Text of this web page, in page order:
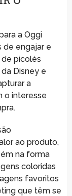
a Oggi
de engajar e
de picolés
Disney e
a
o interesse
ao produto,
na forma
coloridas
favoritos
que têm se